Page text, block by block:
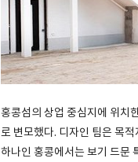
홍콩섬의 상업 중심지에 위
로 변모했다. 디자인 팀은 목
하나인 홍콩에서는 보기 드문